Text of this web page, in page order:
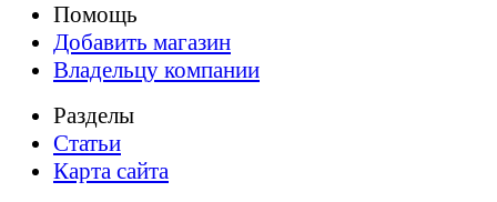
Помощь
Добавить магазин
Владельцу компании
Разделы
Статьи
Карта сайта